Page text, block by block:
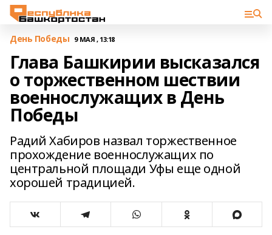
День Победы 9 МАЯ , 13:18
Глава Башкирии высказался
о торжественном шествии
военнослужащих в День
Победы
Радий Хабиров назвал торжественное
прохождение военнослужащих по
центральной площади Уфы еще одной
хорошей традицией.